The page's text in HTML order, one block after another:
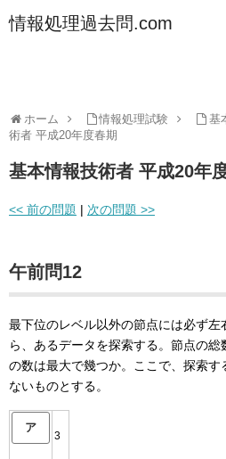
情報処理過去問.com
ホーム 情報処理試験 基
術者 平成20年度春期
基本情報技術者 平成20年
<< 前の問題 | 次の問題 >>
午前問12
最下位のレベル以外の節点には必ず
ら、あるデータを探索する。節点の
の数は最大で幾つか。ここで、探索す
ないものとする。
ア
3